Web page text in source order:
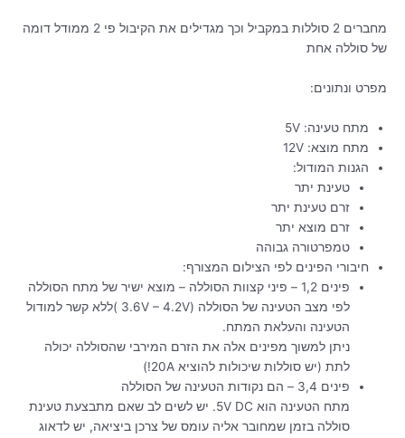
מחברים 2 סוללות במקביל וכך מגדילים את הקיבול פי 2 ממודל דומה
של סוללה אחת
מפרט ונתונים:
מתח טעינה: 5V
מתח מוצא: 12V
הגנות המודול:
טעינת יתר
זרם טעינת יתר
זרם מוצא יתר
טמפרטורה גבוהה
חיבורי הפינים לפי הצילום המצורף:
פינים 1,2 – פיני קצוות הסוללה – מוצא ישיר של מתח הסוללה
לפי מצב הטעינה של הסוללה (3.6V – 4.2V )ללא קשר למודול
הטעינה והעלאת המתח.
ניתן למשוך מפינים אלה את הזרם המירבי שהסוללה יכולה
לתת (יש סוללות שיכולות להוציא 20A!)
פינים 3,4 – הם נקודות הטעינה של הסוללה
מתח הטעינה הוא 5V DC. יש לשים לב שאם מתבצעת טעינת
סוללה בזמן שמחובר אליה עומס של צרכן ביציאה, יש לדאוג